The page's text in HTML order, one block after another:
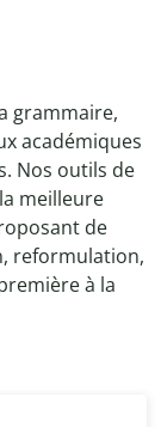
grammaire,
académiques
Nos outils de
meilleure
de
reformulation,
à la